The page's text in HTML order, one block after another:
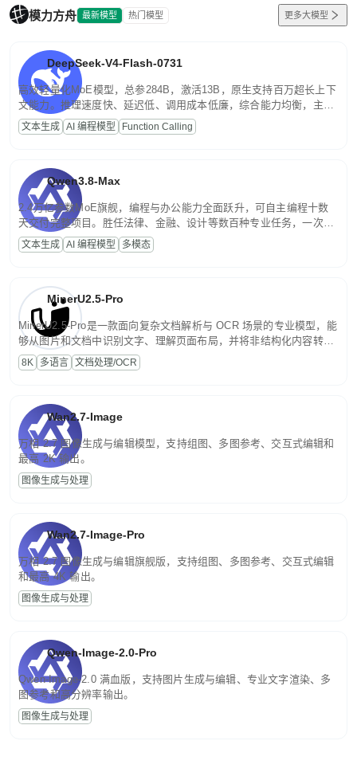
模力方舟 最新模型 热门模型 更多大模型
DeepSeek-V4-Flash-0731
高效轻量化MoE模型，总参284B，激活13B，原生支持百万超长上下
文能力。推理速度快、延迟低、调用成本低廉，综合能力均衡，主打
高并发、轻量化任务，适合日常对话、内容创作、基础 RAG、批量
文案处理等普惠刚需场景。
文本生成 AI 编程模型 Function Calling
Qwen3.8-Max
2.4万亿参数MoE旗舰，编程与办公能力全面跃升，可自主编程十数
天交付完整项目。胜任法律、金融、设计等数百种专业任务，一次对
话端到端交付生产级成果。原生视觉理解贯穿规划、执行与验证全流
程，支持超长文档与长视频的深度语义解析。长程任务中自主规划与
文本生成 AI 编程模型 多模态
MinerU2.5-Pro
MinerU2.5-Pro是一款面向复杂文档解析与 OCR 场景的专业模型，能
够从图片和文档中识别文字、理解页面布局，并将非结构化内容转换
为便于存储、检索和二次处理的结构化结果。
8K 多语言 文档处理/OCR
Wan2.7-Image
万相 2.7 图像生成与编辑模型，支持组图、多图参考、交互式编辑和
最高 2K 输出。
图像生成与处理
Wan2.7-Image-Pro
万相 2.7 图像生成与编辑旗舰版，支持组图、多图参考、交互式编辑
和最高 4K 输出。
图像生成与处理
Qwen-Image-2.0-Pro
Qwen-Image-2.0 满血版，支持图片生成与编辑、专业文字渲染、多
图参考和高分辨率输出。
图像生成与处理